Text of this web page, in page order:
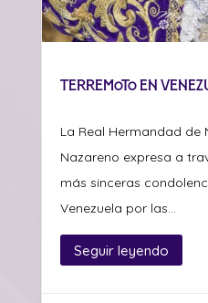
Terremoto en
La Real Hermandad de
Nazareno expresa a
más sinceras
Venezuela por las...
Seguir leyendo